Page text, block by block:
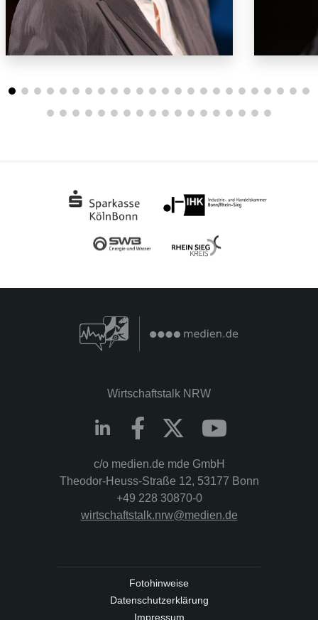
Wirtschaftstalk NRW
c/o medien.de mde GmbH
Theodor-Heuss-Straße 12, 53177 Bonn
+49 228 30870-0
wirtschaftstalk.nrw@medien.de
Fotohinweise
Datenschutzerklärung
Impressum